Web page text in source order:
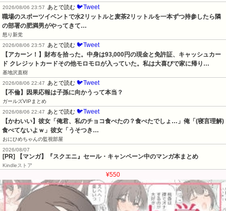
2026/08/06 23:57
あとで読む 🐦Tweet
職場のスポーツイベントで水2リットルと麦茶2リットルを一本ずつ持参したら隣
の部署の肥満男がやってきて…
怒り新党
2026/08/06 23:57
あとで読む 🐦Tweet
【アカーン！】財布を拾った。中身は93,000円の現金と免許証、キャッシュカー
ド クレジットカードその他モロモロが入っていた。私は大喜びで家に帰り…
基地沢直樹
2026/08/06 22:47
あとで読む 🐦Tweet
【不倫】因果応報は子孫に向かうって本当？
ガールズVIPまとめ
2026/08/06 22:47
あとで読む 🐦Tweet
【かわいい】彼女「俺君、私のチョコ食べたの？食べたでしょ…」俺「(寝言理解)
食べてないよｗ」彼女「うそつき…
おにひめちゃんの監視部屋
2026/08/07
[PR] 【マンガ】『スクエニ』セール・キャンペーン中のマンガ本まとめ
Kindleストア
¥550